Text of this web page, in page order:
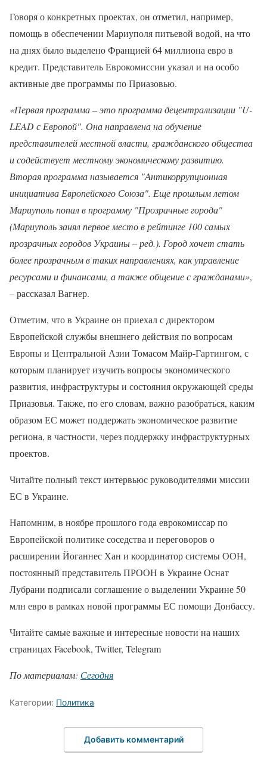
Говоря о конкретных проектах, он отметил, например,
помощь в обеспечении Мариуполя питьевой водой, на что
на днях было выделено Францией 64 миллиона евро в
кредит. Представитель Еврокомиссии указал и на особо
активные две программы по Приазовью.
«Первая программа – это программа децентрализации "U-
LEAD с Европой". Она направлена на обучение
представителей местной власти, гражданского общества
и содействует местному экономическому развитию.
Вторая программа называется "Антикоррупционная
инициатива Европейского Союза". Еще прошлым летом
Мариуполь попал в программу "Прозрачные города"
(Мариуполь занял первое место в рейтинге 100 самых
прозрачных городов Украины – ред.). Город хочет стать
более прозрачным в таких направлениях, как управление
ресурсами и финансами, а также общение с гражданами»,
– рассказал Вагнер.
Отметим, что в Украине он приехал с директором
Европейской службы внешнего действия по вопросам
Европы и Центральной Азии Томасом Майр-Гартингом, с
которым планирует изучить вопросы экономического
развития, инфраструктуры и состояния окружающей среды
Приазовья. Также, по его словам, важно разобраться, каким
образом ЕС может поддержать экономическое развитие
региона, в частности, через поддержку инфраструктурных
проектов.
Читайте полный текст интервьюс руководителями миссии
ЕС в Украине.
Напомним, в ноябре прошлого года еврокомиссар по
Европейской политике соседства и переговоров о
расширении Йоганнес Хан и координатор системы ООН,
постоянный представитель ПРООН в Украине Оснат
Лубрани подписали соглашение о выделении Украине 50
млн евро в рамках новой программы ЕС помощи Донбассу.
Читайте самые важные и интересные новости на наших
страницах Facebook, Twitter, Telegram
По материалам: Сегодня
Категории: Политика
Добавить комментарий